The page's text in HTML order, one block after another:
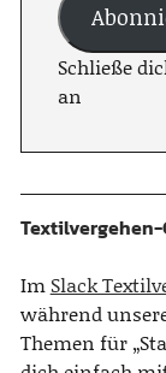
Schließe
an
Im Slack
während
Themen für